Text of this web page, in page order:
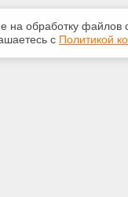
на обработку
с Политикой